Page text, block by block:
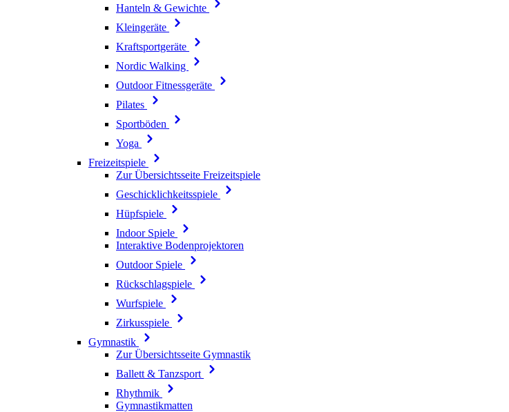
Hanteln & Gewichte
Kleingeräte
Kraftsportgeräte
Nordic Walking
Outdoor Fitnessgeräte
Pilates
Sportböden
Yoga
Freizeitspiele
Zur Übersichtsseite Freizeitspiele
Geschicklichkeitsspiele
Hüpfspiele
Indoor Spiele
Interaktive Bodenprojektoren
Outdoor Spiele
Rückschlagspiele
Wurfspiele
Zirkusspiele
Gymnastik
Zur Übersichtsseite Gymnastik
Ballett & Tanzsport
Rhythmik
Gymnastikmatten